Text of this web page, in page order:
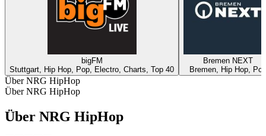
bigFM
Stuttgart, Hip Hop, Pop, Electro, Charts, Top 40
Bremen NEXT
Bremen, Hip Hop, Pop
Über NRG HipHop
Über NRG HipHop
Über NRG HipHop